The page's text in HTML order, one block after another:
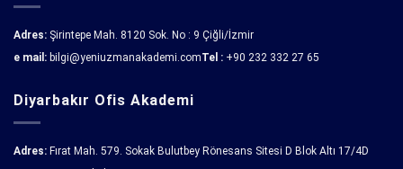
Adres: Şirintepe Mah. 8120 Sok. No : 9 Çiğli/İzmir
e mail: bilgi@yeniuzmanakademi.comTel : +90 232 332 27 65
Diyarbakır Ofis Akademi
Adres: Fırat Mah. 579. Sokak Bulutbey Rönesans Sitesi D Blok Altı 17/4D